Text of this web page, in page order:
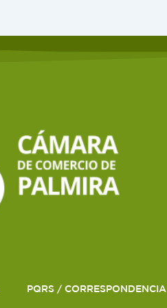
PQRS / CORRESPONDENCIA